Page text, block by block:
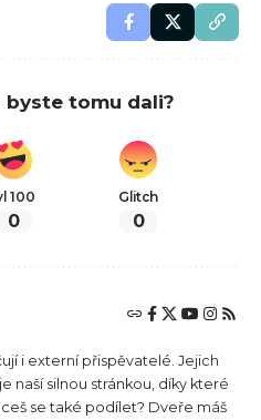
byste tomu dali?
100
0
Glitch
0
i externí přispěvatelé. Jejich
naší silnou stránkou, díky které
se také podílet? Dveře máš